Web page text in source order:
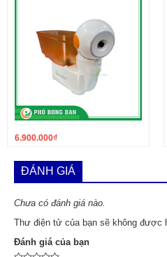
6.900.000₫
ĐÁNH GIÁ
Chưa có đánh giá nào.
Thư điện tử của bạn sẽ không được
Đánh giá của bạn